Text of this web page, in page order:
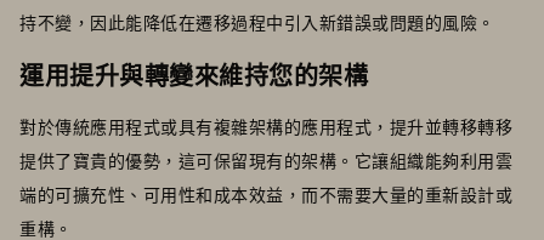
持不變，因此能降低在遷移過程中引入新錯誤或問題的風險。
運用提升與轉變來維持您的架構
對於傳統應用程式或具有複雜架構的應用程式，提升並轉移轉移
提供了寶貴的優勢，這可保留現有的架構。它讓組織能夠利用雲
端的可擴充性、可用性和成本效益，而不需要大量的重新設計或
重構。